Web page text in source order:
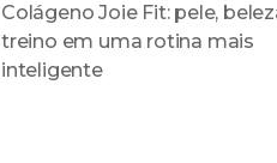
Colágeno Joie Fit: pele,
treino em uma rotina mais
inteligente